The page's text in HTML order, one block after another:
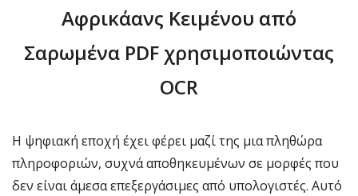
Αφρικάανς Κειμένου από
Σαρωμένα PDF χρησιμοποιώντας
OCR
Η ψηφιακή εποχή έχει φέρει μαζί της μια πληθώρα
πληροφοριών, συχνά αποθηκευμένων σε μορφές που
δεν είναι άμεσα επεξεργάσιμες από υπολογιστές. Αυτό